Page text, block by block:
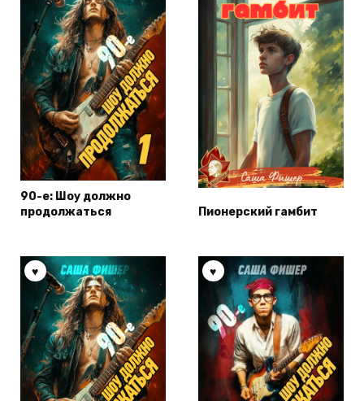
90-е: Шоу должно
продолжаться
Пионерский гамбит